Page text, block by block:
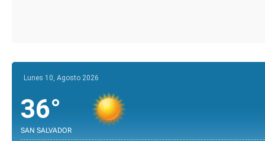
Lunes 10, Agosto 2026
36°
SAN SALVADOR